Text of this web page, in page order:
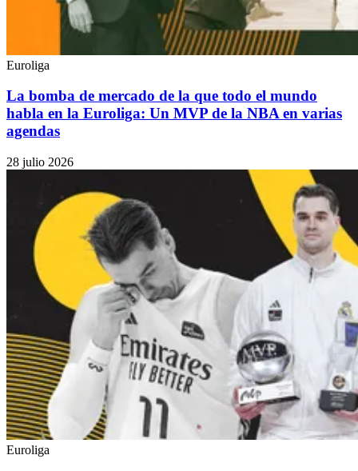
Euroliga
La bomba de mercado de la que todo el mundo
habla en la Euroliga: Un MVP de la NBA en varias
agendas
28 julio 2026
Euroliga